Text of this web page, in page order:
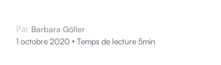
Par Barbara Göller
1 octobre 2020 • Temps de lecture 5min